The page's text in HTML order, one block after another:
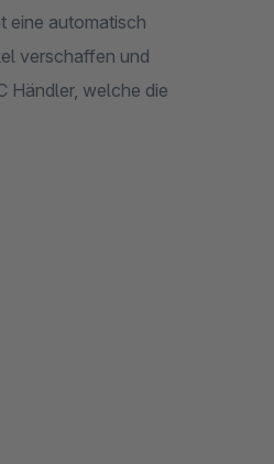
eine automatisch
verschaffen und
Händler, welche die